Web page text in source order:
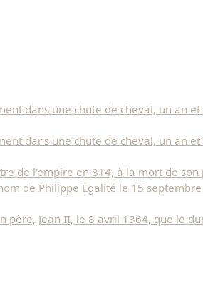
dans une chute de cheval, un an
dans une chute de cheval, un an
de l'empire en 814, à la mort de son
de Philippe Egalité le 15
père, Jean II, le 8 avril 1364, que le